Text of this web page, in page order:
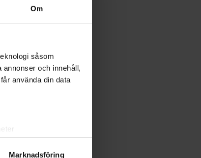
Om
såsom
och innehåll,
använda din data
. Du kan ändra
Marknadsföring